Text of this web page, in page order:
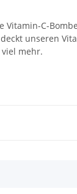
Vitamin-C-
unseren
mehr.